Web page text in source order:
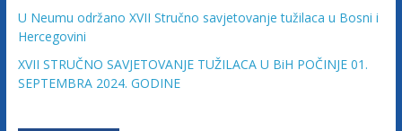
U Neumu održano XVII Stručno savjetovanje tužilaca u Bosni i
Hercegovini
XVII STRUČNO SAVJETOVANJE TUŽILACA U BiH POČINJE 01.
SEPTEMBRA 2024. GODINE